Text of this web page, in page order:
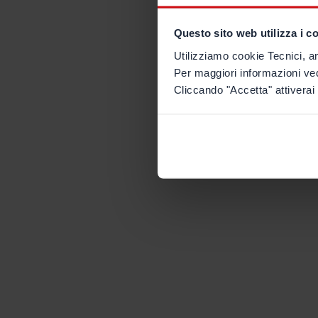
Questo sito web utilizza i
Utilizziamo cookie Tecnici,
Per maggiori informazioni
Cliccando "Accetta"